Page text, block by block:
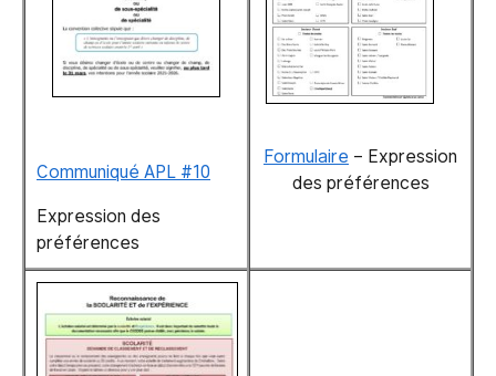
Communiqué APL #10
Expression des
préférences
Formulaire – Expression
des préférences